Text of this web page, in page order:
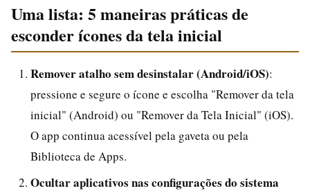
Uma lista: 5 maneiras práticas de
esconder ícones da tela inicial
Remover atalho sem desinstalar (Android/iOS):
pressione e segure o ícone e escolha "Remover da tela
inicial" (Android) ou "Remover da Tela Inicial" (iOS).
O app continua acessível pela gaveta ou pela
Biblioteca de Apps.
Ocultar aplicativos nas configurações do sistema